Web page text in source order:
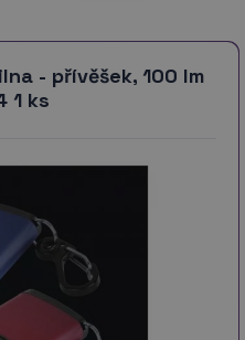
- přívěšek, 100 lm
1 ks